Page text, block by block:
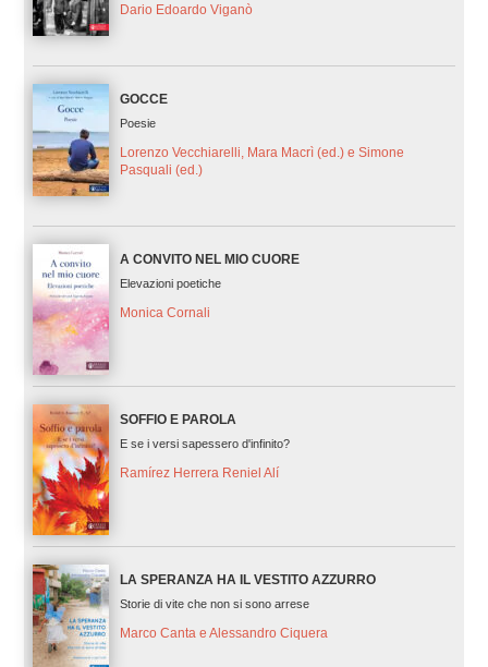
Dario Edoardo Viganò
GOCCE
Poesie
Lorenzo Vecchiarelli, Mara Macrì (ed.) e Simone
Pasquali (ed.)
A CONVITO NEL MIO CUORE
Elevazioni poetiche
Monica Cornali
SOFFIO E PAROLA
E se i versi sapessero d'infinito?
Ramírez Herrera Reniel Alí
LA SPERANZA HA IL VESTITO AZZURRO
Storie di vite che non si sono arrese
Marco Canta e Alessandro Ciquera